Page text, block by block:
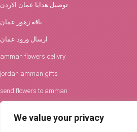
We value your privacy
توصيل هدايا عمان الاردن
باقه زهور عمان
ارسال ورود عمان
amman flowers delivry
jordan amman gifts
send flowers to amman
افكار الورود والحفلات